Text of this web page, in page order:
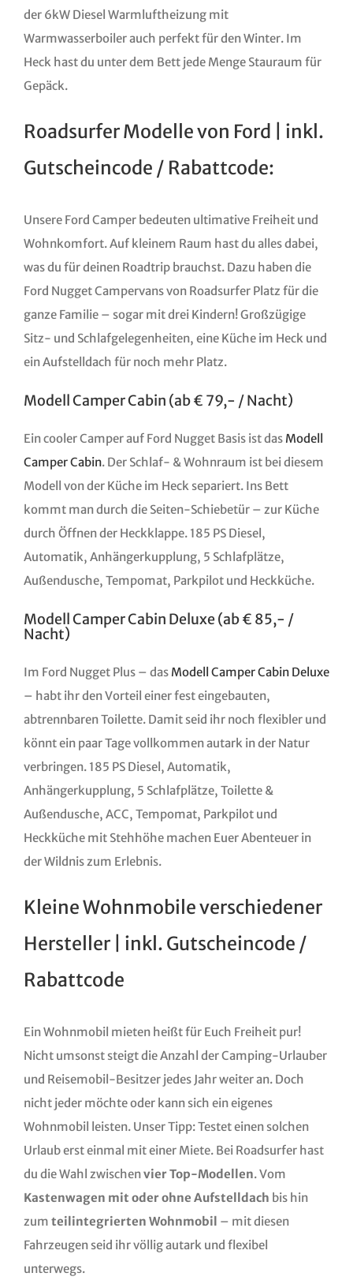
der 6kW Diesel Warmluftheizung mit
Warmwasserboiler auch perfekt für den Winter. Im
Heck hast du unter dem Bett jede Menge Stauraum für
Gepäck.
Roadsurfer Modelle von Ford | inkl.
Gutscheincode / Rabattcode:
Unsere Ford Camper bedeuten ultimative Freiheit und
Wohnkomfort. Auf kleinem Raum hast du alles dabei,
was du für deinen Roadtrip brauchst. Dazu haben die
Ford Nugget Campervans von Roadsurfer Platz für die
ganze Familie – sogar mit drei Kindern! Großzügige
Sitz- und Schlafgelegenheiten, eine Küche im Heck und
ein Aufstelldach für noch mehr Platz.
Modell Camper Cabin (ab € 79,- / Nacht)
Ein cooler Camper auf Ford Nugget Basis ist das Modell
Camper Cabin. Der Schlaf- & Wohnraum ist bei diesem
Modell von der Küche im Heck separiert. Ins Bett
kommt man durch die Seiten-Schiebetür – zur Küche
durch Öffnen der Heckklappe. 185 PS Diesel,
Automatik, Anhängerkupplung, 5 Schlafplätze,
Außendusche, Tempomat, Parkpilot und Heckküche.
Modell Camper Cabin Deluxe (ab € 85,- /
Nacht)
Im Ford Nugget Plus – das Modell Camper Cabin Deluxe
– habt ihr den Vorteil einer fest eingebauten,
abtrennbaren Toilette. Damit seid ihr noch flexibler und
könnt ein paar Tage vollkommen autark in der Natur
verbringen. 185 PS Diesel, Automatik,
Anhängerkupplung, 5 Schlafplätze, Toilette &
Außendusche, ACC, Tempomat, Parkpilot und
Heckküche mit Stehhöhe machen Euer Abenteuer in
der Wildnis zum Erlebnis.
Kleine Wohnmobile verschiedener
Hersteller | inkl. Gutscheincode /
Rabattcode
Ein Wohnmobil mieten heißt für Euch Freiheit pur!
Nicht umsonst steigt die Anzahl der Camping-Urlauber
und Reisemobil-Besitzer jedes Jahr weiter an. Doch
nicht jeder möchte oder kann sich ein eigenes
Wohnmobil leisten. Unser Tipp: Testet einen solchen
Urlaub erst einmal mit einer Miete. Bei Roadsurfer hast
du die Wahl zwischenvier Top-Modellen. Vom
Kastenwagen mit oder ohne Aufstelldach bis hin
zum teilintegrierten Wohnmobil – mit diesen
Fahrzeugen seid ihr völlig autark und flexibel
unterwegs.